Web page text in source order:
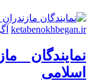
ketabenokhbegan.ir
نمایندگان
اسلامی